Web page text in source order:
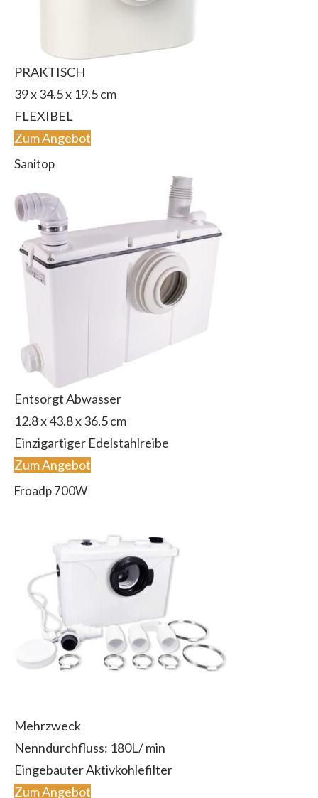
PRAKTISCH
39 x 34.5 x 19.5 cm
FLEXIBEL
Zum Angebot
Sanitop
Entsorgt Abwasser
12.8 x 43.8 x 36.5 cm
Einzigartiger Edelstahlreibe
Zum Angebot
Froadp 700W
Mehrzweck
Nenndurchfluss: 180L/ min
Eingebauter Aktivkohlefilter
Zum Angebot